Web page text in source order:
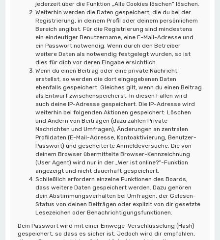
jederzeit über die Funktion „Alle Cookies löschen“ löschen.
Weiterhin werden die Daten gespeichert, die du bei der
Registrierung, in deinem Profil oder deinem persönlichem
Bereich angibst. Für die Registrierung sind mindestens
ein eindeutiger Benutzername, eine E-Mail-Adresse und
ein Passwort notwendig. Wenn durch den Betreiber
weitere Daten als notwendig festgelegt wurden, so ist
dies für dich vor deren Eingabe ersichtlich.
Wenn du einen Beitrag oder eine private Nachricht
erstellst, so werden die dort eingegebenen Daten
ebenfalls gespeichert. Gleiches gilt, wenn du einen Beitrag
als Entwurf zwischenspeicherst. In diesen Fällen wird
auch deine IP-Adresse gespeichert. Die IP-Adresse wird
weiterhin bei folgenden Aktionen gespeichert: Löschen
und Ändern von Beiträgen (dazu zählen Private
Nachrichten und Umfragen), Änderungen an zentralen
Profildaten (E-Mail-Adresse, Kontoaktivierung, Benutzer-
Passwort) und gescheiterte Anmeldeversuche. Die von
deinem Browser übermittelte Browser-Kennzeichnung
(User Agent) wird nur in der „Wer ist online?“-Funktion
angezeigt und nicht dauerhaft gespeichert.
Schließlich erfordern einzelne Funktionen des Boards,
dass weitere Daten gespeichert werden. Dazu gehören
dein Abstimmungsverhalten bei Umfragen, der Gelesen-
Status von deinen Beiträgen oder explizit von dir gesetzte
Lesezeichen oder Benachrichtigungsfunktionen.
Dein Passwort wird mit einer Einwege-Verschlüsselung (Hash)
gespeichert, so dass es sicher ist. Jedoch wird dir empfohlen,